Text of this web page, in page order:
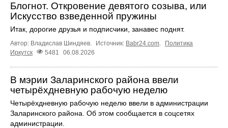
Блогнот. Откровение девятого созыва, или
Искусство взведенной пружины
Итак, дорогие друзья и подписчики, занавес поднят.
Автор: Владислав Шиндяев. Источник: Babr24.com.
Политика
Иркутск
5481 06.08.2026
В мэрии Заларинского района ввели
четырёхдневную рабочую неделю
Четырёхдневную рабочую неделю ввели в администрации
Заларинского района. Об этом сообщается в соцсетях
администрации.